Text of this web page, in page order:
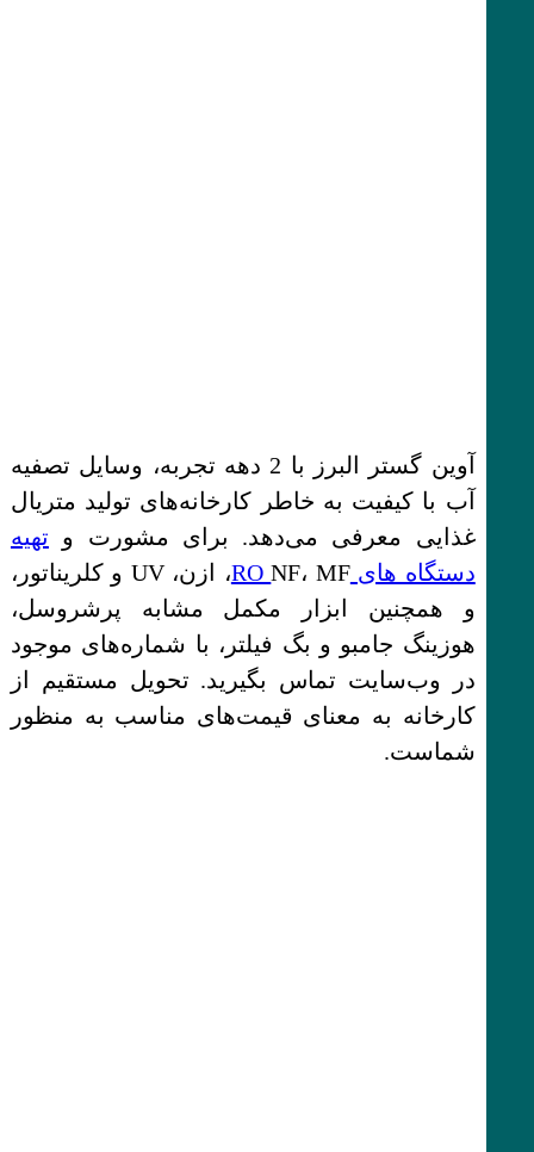
آوین گستر البرز با 2 دهه تجربه، وسایل تصفیه
آب با کیفیت به خاطر کارخانه‌های تولید متریال
غذایی معرفی می‌دهد. برای مشورت و تهیه
دستگاه های RO
NF، MF، ازن، UV و کلریناتور،
و همچنین ابزار مکمل مشابه پرشروسل،
هوزینگ جامبو و بگ فیلتر، با شماره‌های موجود
در وب‌سایت تماس بگیرید. تحویل مستقیم از
کارخانه به معنای قیمت‌های مناسب به منظور
شماست.